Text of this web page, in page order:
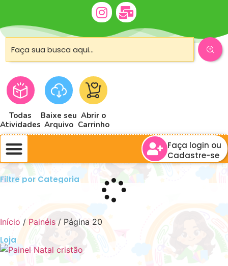
Todas
Atividades
Baixe seu
Arquivo
Abrir o
Carrinho
Faça login ou
Cadastre-se
Filtre por Categoria
Início / Painéis / Página 20
Loja